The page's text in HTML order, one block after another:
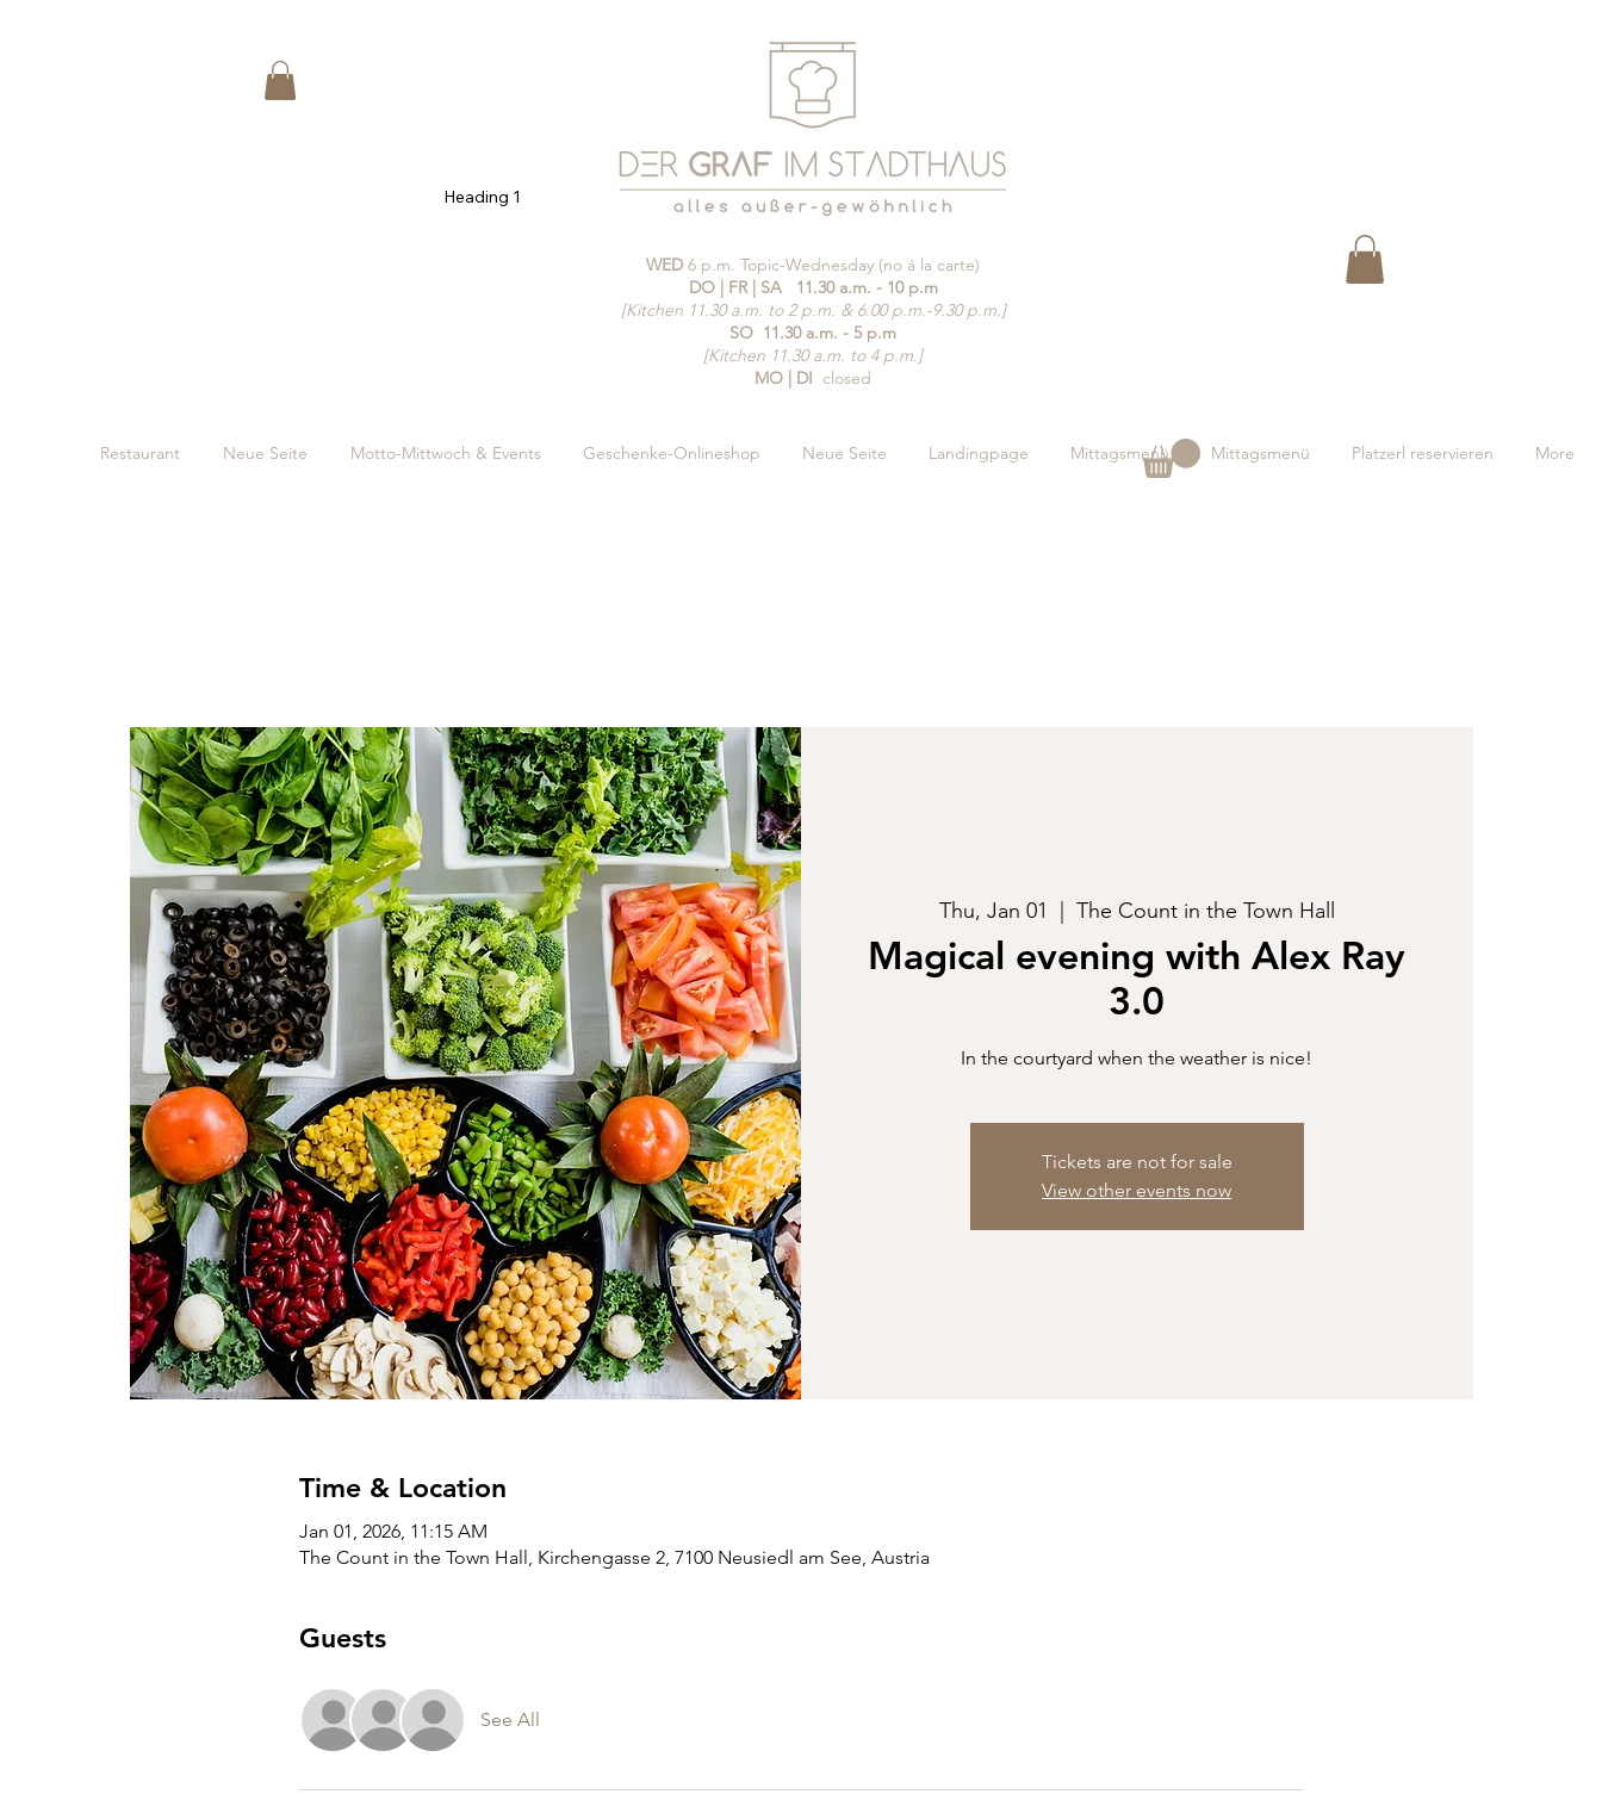
WED 6 p.m. Topic-Wednesday (no á la carte)
DO | FR | SA
11.30 a.m. - 10 p.m
[Kitchen 11.30 a.m. to 2 p.m. & 6.00 p.m.-9.30 p.m.]
SO 11.30 a.m. - 5 p.m
[Kitchen 11.30 a.m. to 4 p.m.]
MO | DI closed
Heading 1
Restaurant Neue Seite Motto-Mittwoch & Events Geschenke-Onlineshop Neue Seite Landingpage Mittagsmenü Mittagsmenü Platzerl reservieren More
Thu, Jan 01 The Count in the Town Hall
Magical evening with Alex Ray
3.0
In the courtyard when the weather is nice!
Tickets are not for sale
View other events now
Time & Location
Jan 01, 2026, 11:15 AM
The Count in the Town Hall, Kirchengasse 2, 7100 Neusiedl am See, Austria
Guests
See All